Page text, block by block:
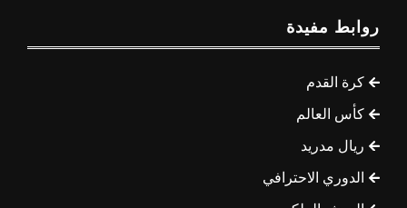
روابط مفيدة
كرة القدم
كأس العالم
ريال مدريد
الدوري الاحترافي